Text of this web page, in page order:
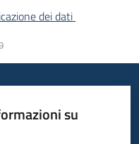
dei dati
su